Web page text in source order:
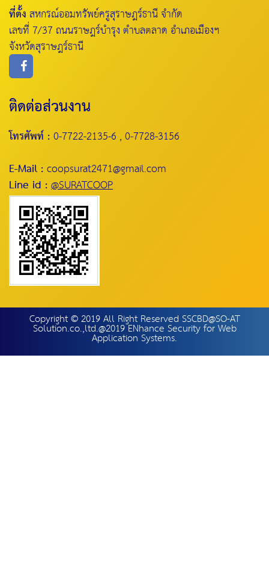
ที่ตั้งสหกรณ์ออมทรัพย์ครูสุราษฎร์ธานี จำกัด
เลขที่ 7/37 ถนนราษฎร์บำรุง ตำบลตลาด อำเภอเมืองฯ
จังหวัดสุราษฎร์ธานี
ติดต่อส่วนงาน
โทรศัพท์ :0-7722-2135-6 , 0-7728-3156
E-Mail :coopsurat2471@gmail.com
Line id :@SURATCOOP
Copyright © 2019 All Right Reserved SSCBD@SO-AT
Solution.co.,ltd.@2019 ENhance Security for Web
Application Systems.